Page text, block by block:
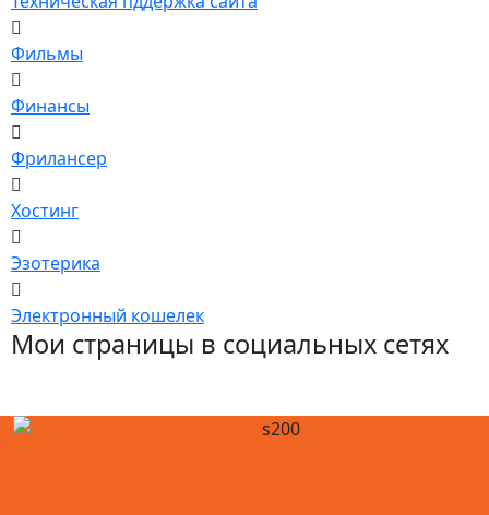
Фильмы
Финансы
Фрилансер
Хостинг
Эзотерика
Электронный кошелек
Мои страницы в социальных сетях